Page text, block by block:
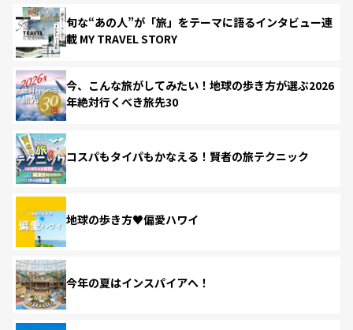
旬な“あの人”が「旅」をテーマに語るインタビュー連
載 MY TRAVEL STORY
今、こんな旅がしてみたい！地球の歩き方が選ぶ2026
年絶対行くべき旅先30
コスパもタイパもかなえる！賢者の旅テクニック
地球の歩き方♥偏愛ハワイ
今年の夏はインスパイアへ！